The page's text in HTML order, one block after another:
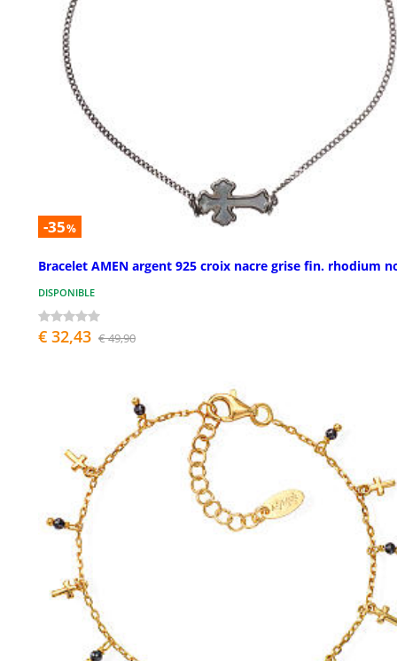
-35%
Bracelet AMEN argent 925 croix nacre grise fin. rhodium
DISPONIBLE
€ 32,43 € 49,90